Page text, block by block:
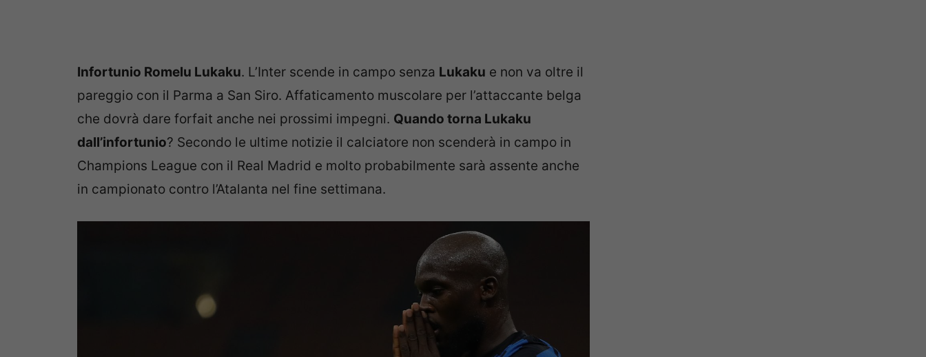
Infortunio Romelu Lukaku. L’Inter scende in campo senza Lukaku e non va oltre il
pareggio con il Parma a San Siro. Affaticamento muscolare per l’attaccante belga
che dovrà dare forfait anche nei prossimi impegni. Quando torna Lukaku
dall’infortunio? Secondo le ultime notizie il calciatore non scenderà in campo in
Champions League con il Real Madrid e molto probabilmente sarà assente anche
in campionato contro l’Atalanta nel fine settimana.